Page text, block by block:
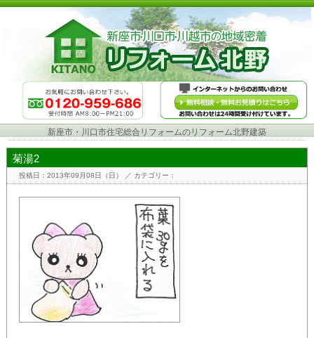
新座市・川口市住宅総合リフォームのリフォーム北野建築
菊湯2
投稿日：2013年09月08日（日） ／ カテゴリー：